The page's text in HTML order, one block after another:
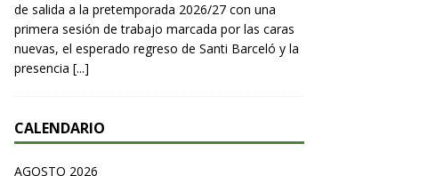
de salida a la pretemporada 2026/27 con una
primera sesión de trabajo marcada por las caras
nuevas, el esperado regreso de Santi Barceló y la
presencia [...]
CALENDARIO
AGOSTO 2026